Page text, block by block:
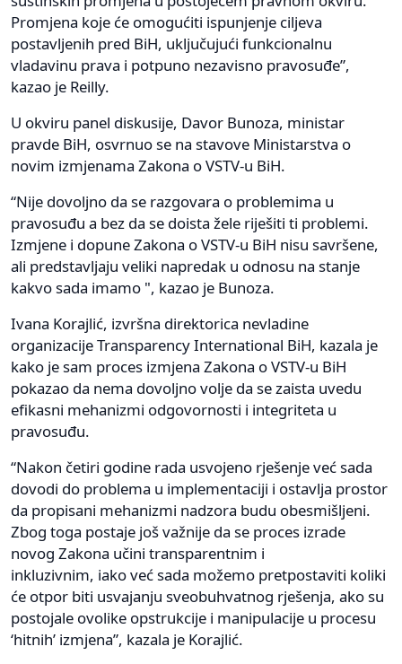
Promjena koje će omogućiti ispunjenje ciljeva
postavljenih pred BiH, uključujući funkcionalnu
vladavinu prava i potpuno nezavisno pravosuđe”,
kazao je Reilly.
U okviru panel diskusije, Davor Bunoza, ministar
pravde BiH, osvrnuo se na stavove Ministarstva o
novim izmjenama Zakona o VSTV-u BiH.
“Nije dovoljno da se razgovara o problemima u
pravosuđu a bez da se doista žele riješiti ti problemi.
Izmjene i dopune Zakona o VSTV-u BiH nisu savršene,
ali predstavljaju veliki napredak u odnosu na stanje
kakvo sada imamo ", kazao je Bunoza.
Ivana Korajlić, izvršna direktorica nevladine
organizacije Transparency International BiH, kazala je
kako je sam proces izmjena Zakona o VSTV-u BiH
pokazao da nema dovoljno volje da se zaista uvedu
efikasni mehanizmi odgovornosti i integriteta u
pravosuđu.
“Nakon četiri godine rada usvojeno rješenje već sada
dovodi do problema u implementaciji i ostavlja prostor
da propisani mehanizmi nadzora budu obesmišljeni.
Zbog toga postaje još važnije da se proces izrade
novog Zakona učini transparentnim i
inkluzivnim, iako već sada možemo pretpostaviti koliki
će otpor biti usvajanju sveobuhvatnog rješenja, ako su
postojale ovolike opstrukcije i manipulacije u procesu
‘hitnih’ izmjena”, kazala je Korajlić.